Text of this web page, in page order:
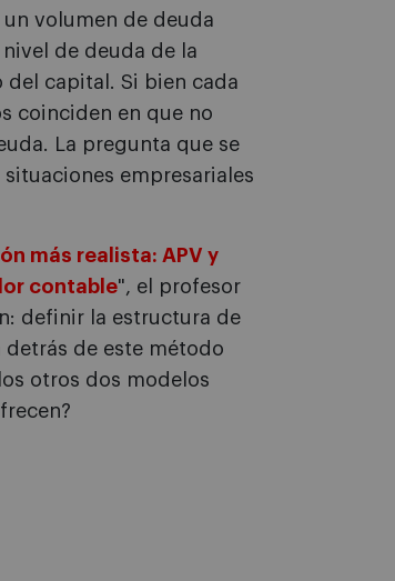
volumen de deuda
de deuda de la
capital. Si bien cada
coinciden en que no
La pregunta que se
empresariales
más realista: APV y
contable", el profesor
definir la estructura de
de este método
otros dos modelos